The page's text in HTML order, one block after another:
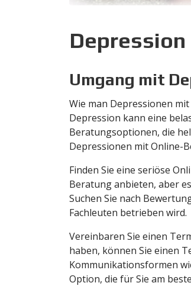
Depression
Umgang mit
Wie man Depressionen
Depression kann eine
Beratungsoptionen, die
Depressionen mit Online-
Finden Sie eine seriöse
Beratung anbieten, aber
Suchen Sie nach
Fachleuten betrieben wird.
Vereinbaren Sie einen
haben, können Sie einen
Kommunikationsformen
Option, die für Sie am